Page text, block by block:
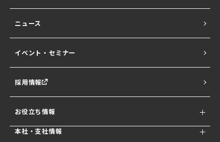
Ubiquiti UniFi
NATURE SERIES
セキュサポ
SentinelOne
ニュース
イベント・セミナー
採用情報
お役立ち情報
本社・支社情報